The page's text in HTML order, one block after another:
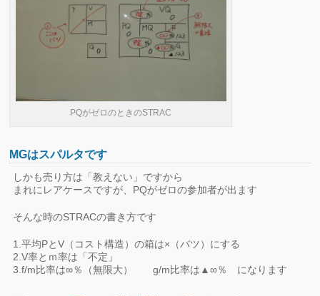
PQがゼロのときのSTRAC
MGはスパルタです
しかも売り方は「教えない」ですから
まれにレアケースですが、PQがゼロの参加者が出ます
そんな時のSTRACの書き方です
1.平均PとV（コスト構造）の箱は×（バツ）にする
2.V率とｍ率は「不定」
3.f/m比率は∞％（無限大） g/m比率は▲∞％ になります